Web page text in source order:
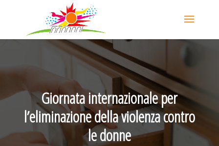
Giornata internazionale per
l’eliminazione della violenza contro
le donne